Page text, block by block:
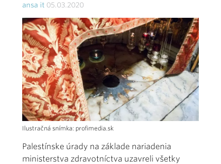
ansa it 05.03.2020
Ilustračná snímka: profimedia.sk
Palestínske úrady na základe nariadenia
ministerstva zdravotníctva uzavreli všetky